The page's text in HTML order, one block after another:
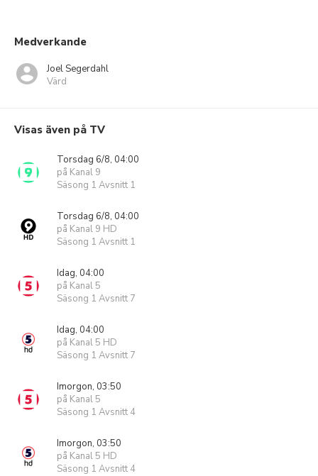
Medverkande
Joel Segerdahl
Värd
Visas även på TV
Torsdag 6/8, 04:00
på Kanal 9
Säsong 1 Avsnitt 1
Torsdag 6/8, 04:00
på Kanal 9 HD
Säsong 1 Avsnitt 1
Idag, 04:00
på Kanal 5
Säsong 1 Avsnitt 7
Idag, 04:00
på Kanal 5 HD
Säsong 1 Avsnitt 7
Imorgon, 03:50
på Kanal 5
Säsong 1 Avsnitt 4
Imorgon, 03:50
på Kanal 5 HD
Säsong 1 Avsnitt 4